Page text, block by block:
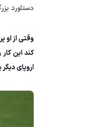
دستاورد
وقتی از او
کند این
اروپای